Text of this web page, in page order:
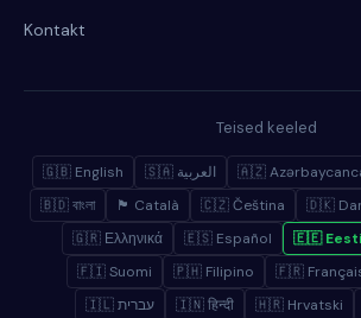
Kontakt
Teised keeled
🇬🇧 English 🇸🇦 العربية 🇦🇿
🇧🇩 বাংলা
🏴 Català 🇨🇿 Čeština 🇩🇰
🇬🇷 Ελληνικά
🇪🇸 Español 🇪🇪 Eesti
🇫🇮 Suomi
🇵🇭 Filipino 🇫🇷
🇮🇱 עברית
🇮🇳 हिन्दी 🇭🇷 Hrvatski